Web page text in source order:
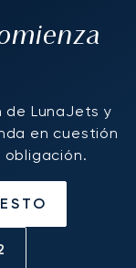
de LunaJets y
en cuestión
obligación.